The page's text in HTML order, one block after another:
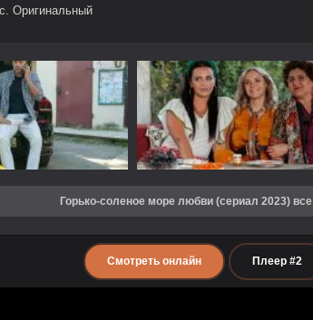
Оригинальный
Горько-соленое море любви (сериал 2023)
Смотреть онлайн Плеер #2